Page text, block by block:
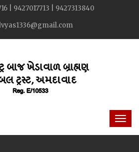
| 9427017713 | 9427313840